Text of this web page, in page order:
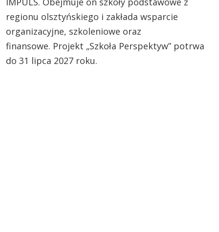
regionu olsztyńskiego i zakłada wsparcie
organizacyjne, szkoleniowe oraz
finansowe. Projekt „Szkoła Perspektyw” potrwa
do 31 lipca 2027 roku.